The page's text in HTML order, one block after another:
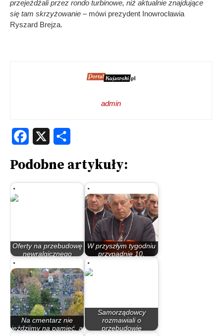
przejeżdżali przez rondo turbinowe, niż aktualnie znajdujące
się tam skrzyżowanie – mówi prezydent Inowrocławia
Ryszard Brejza.
admin
Facebook
Podobne artykuły:
Oferty na przebudowę
newralgicznego
W przyszłym tygodniu
przypadnie 10.
Na cmentarz nie
jeździjmy na pamięć, a
Samorządowcy
rozmawiali o
przebudowie